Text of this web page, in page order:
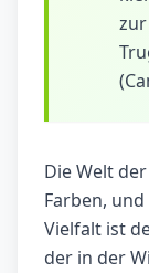
Die Welt
Farben,
Vielfalt ist
der in der